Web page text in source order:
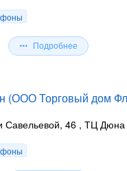
Подробнее
(ООО Торговый дом
Савельевой, 46 , ТЦ Дюна